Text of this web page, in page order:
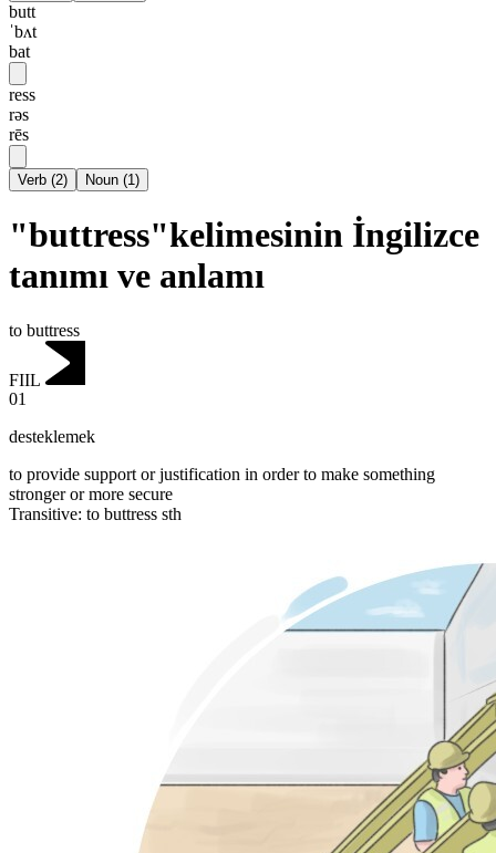
butt
ˈbʌt
bat
ress
rəs
rēs
Verb (2) Noun (1)
"buttress"kelimesinin İngilizce
tanımı ve anlamı
to buttress
FIIL
01
desteklemek
to provide support or justification in order to make something
stronger or more secure
Transitive: to buttress sth